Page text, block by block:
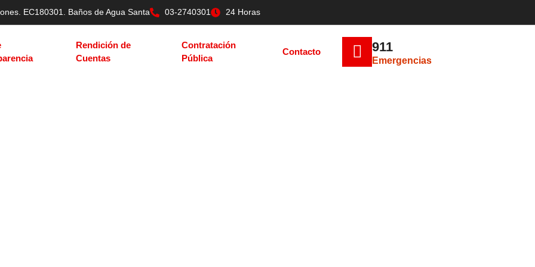
EC180301. Baños de Agua Santa 03-2740301 24 Horas
Rendición de
Cuentas
Contratación
Pública
Contacto 911
Emergencias